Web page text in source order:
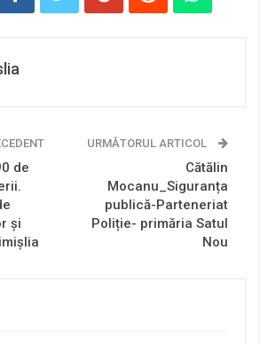
de
și
URMĂTORUL ARTICOL
Cătălin
Mocanu_Siguranța
publică-Parteneriat
Poliție- primăria Satul
Nou